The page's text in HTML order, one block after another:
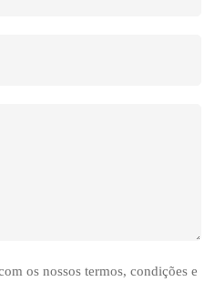
os nossos termos, condições e